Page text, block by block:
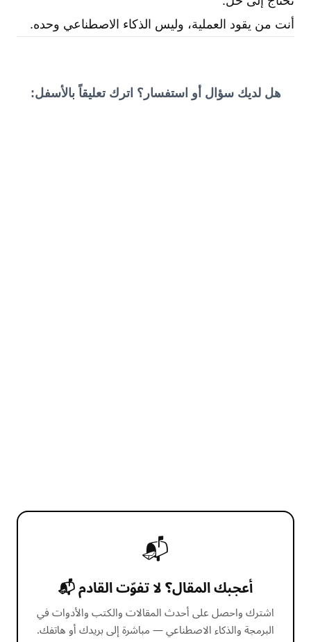
أنت من يقود العملية، وليس الذكاء الاصطناعي وحده.
هل لديك سؤال أو استفسار؟ اترك تعليقاً بالأسفل:
📬
أعجبك المقال؟ لا تفوّت القادم 📬
اشترك واحصل على أحدث المقالات والكتب والأدوات في
البرمجة والذكاء الاصطناعي — مباشرة إلى بريدك أو هاتفك.